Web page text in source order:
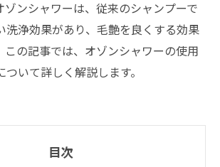
ゾンシャワーは、従来のシャンプーで
洗浄効果があり、毛艶を良くする効果
この記事では、オゾンシャワーの使用
いて詳しく解説します。
目次